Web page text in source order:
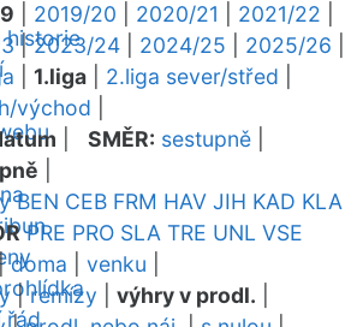
historie
řád
2019/20 2020/21 2021/22
|2023/24 2024/25 2025/26
1.liga 2.liga sever/střed
východ
SMĚR: sestupně
BEN CEB FRM HAV JIH KAD KLA
PRE PRO SLA TRE UNL VSE
doma venku
|remízy výhry v prodl.